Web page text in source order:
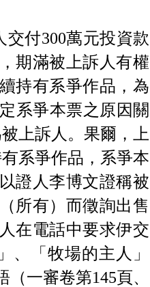
付300萬元投資款
期滿被上訴人有權
持有系爭作品，為
系爭本票之原因關
上訴人。果爾，上
系爭作品，系爭本
證人李博文證稱被
所有）而徵詢出售
在電話中要求伊交
、「牧場的主人」
一審卷第145頁、